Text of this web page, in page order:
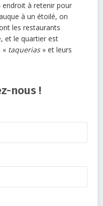
endroit à retenir pour
à un étoilé, on
les restaurants
et le quartier est
« taquerias» et leurs
nous !